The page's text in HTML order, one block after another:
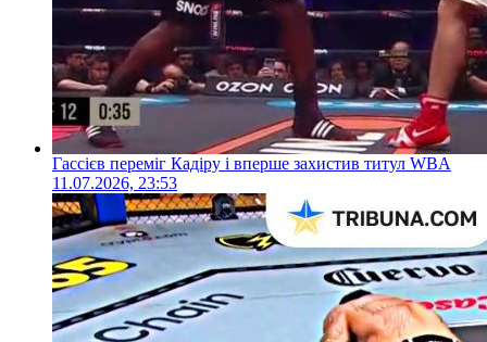
Гассієв переміг Кадіру і вперше захистив титул WBA
11.07.2026, 23:53